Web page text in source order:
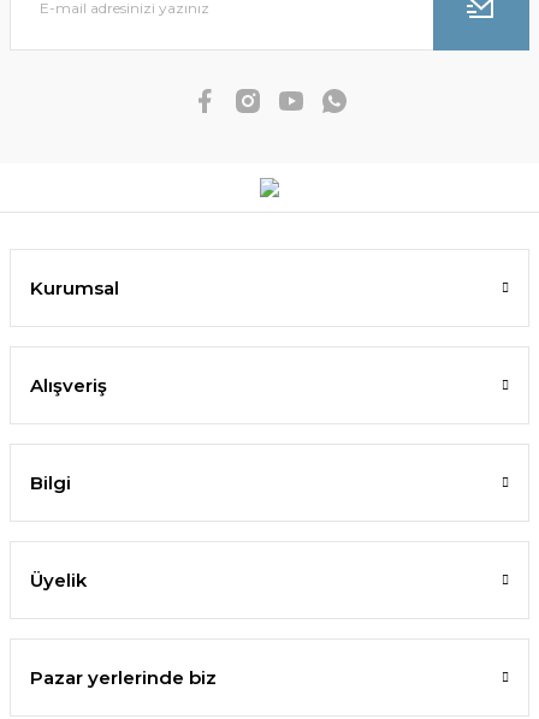
Kurumsal
Alışveriş
Bilgi
Üyelik
Pazar yerlerinde biz